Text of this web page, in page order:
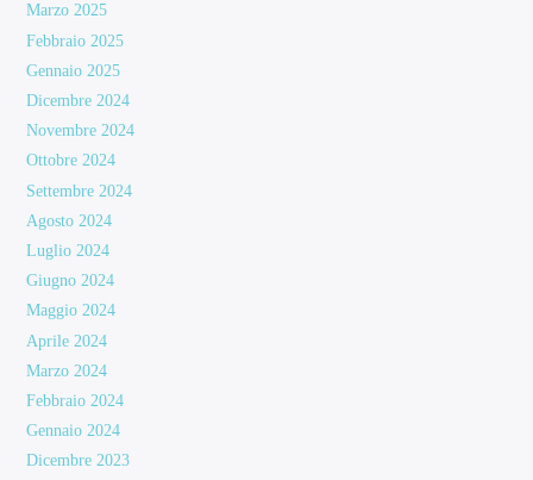
Marzo 2025
Febbraio 2025
Gennaio 2025
Dicembre 2024
Novembre 2024
Ottobre 2024
Settembre 2024
Agosto 2024
Luglio 2024
Giugno 2024
Maggio 2024
Aprile 2024
Marzo 2024
Febbraio 2024
Gennaio 2024
Dicembre 2023